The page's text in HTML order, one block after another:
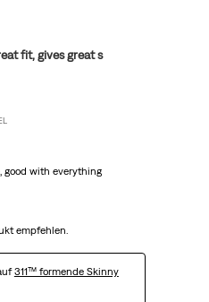
fit, gives great s
good with everything
empfehlen.
311™ formende Skinny